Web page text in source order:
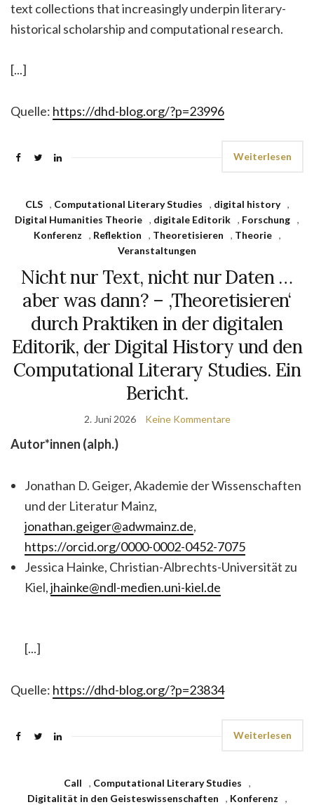
text collections that increasingly underpin literary-
historical scholarship and computational research.
[...]
Quelle: https://dhd-blog.org/?p=23996
Weiterlesen
CLS , Computational Literary Studies , digital history
,
Digital Humanities Theorie , digitale Editorik , Forschung ,
Konferenz
, Reflektion , Theoretisieren , Theorie
,
Veranstaltungen
Nicht nur Text, nicht nur Daten …
aber was dann? – ‚Theoretisieren‘
durch Praktiken in der digitalen
Editorik, der Digital History und den
Computational Literary Studies. Ein
Bericht.
2. Juni 2026 Keine Kommentare
Autor*innen (alph.)
Jonathan D. Geiger, Akademie der Wissenschaften
und der Literatur Mainz,
jonathan.geiger@adwmainz.de,
https://orcid.org/0000-0002-0452-7075
Jessica Hainke, Christian-Albrechts-Universität zu
Kiel,jhainke@ndl-medien.uni-kiel.de
[...]
Quelle: https://dhd-blog.org/?p=23834
Weiterlesen
Call , Computational Literary Studies
,
Digitalität in den Geisteswissenschaften
, Konferenz
,